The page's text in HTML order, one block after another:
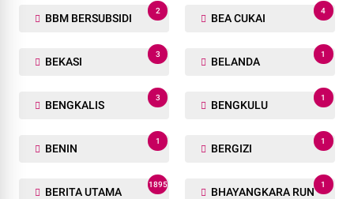
BBM BERSUBSIDI
2
BEA CUKAI
4
BEKASI
3
BELANDA
1
BENGKALIS
3
BENGKULU
1
BENIN
1
BERGIZI
1
BERITA UTAMA
1895
BHAYANGKARA RUN
1